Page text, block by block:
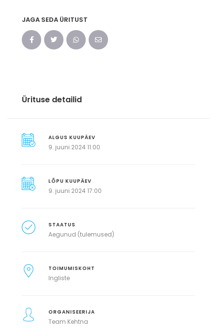
JAGA SEDA ÜRITUST
Ürituse detailid
ALGUS KUUPÄEV
9. juuni 2024 11:00
LÕPU KUUPÄEV
9. juuni 2024 17:00
STAATUS
Aegunud (tulemused)
TOIMUMISKOHT
Ingliste
ORGANISEERIJA
Team Kehtna